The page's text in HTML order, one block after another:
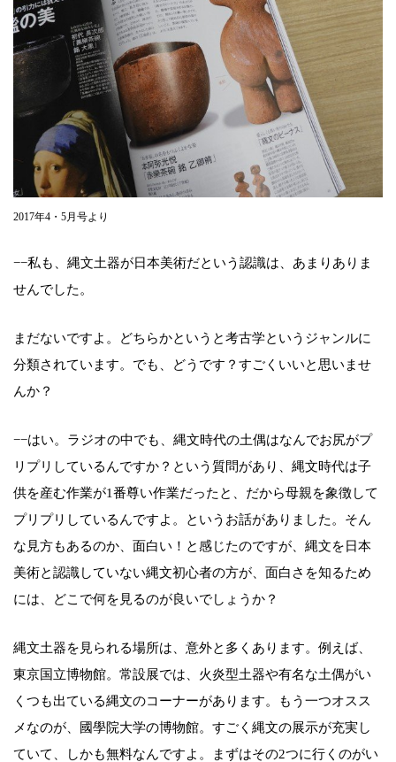
2017年4・5月号より
−−私も、縄文土器が日本美術だという認識は、あまりありま
せんでした。
まだないですよ。どちらかというと考古学というジャンルに
分類されています。でも、どうです？すごくいいと思いませ
んか？
−−はい。ラジオの中でも、縄文時代の土偶はなんでお尻がプ
リプリしているんですか？という質問があり、縄文時代は子
供を産む作業が1番尊い作業だったと、だから母親を象徴して
プリプリしているんですよ。というお話がありました。そん
な見方もあるのか、面白い！と感じたのですが、縄文を日本
美術と認識していない縄文初心者の方が、面白さを知るため
には、どこで何を見るのが良いでしょうか？
縄文土器を見られる場所は、意外と多くあります。例えば、
東京国立博物館。常設展では、火炎型土器や有名な土偶がい
くつも出ている縄文のコーナーがあります。もう一つオスス
メなのが、國學院大学の博物館。すごく縄文の展示が充実し
ていて、しかも無料なんですよ。まずはその2つに行くのがい